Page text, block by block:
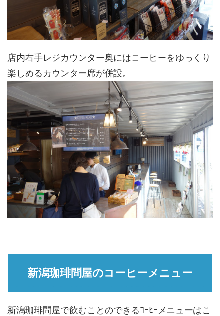
店内右手レジカウンター奥にはコーヒーをゆっくり
楽しめるカウンター席が併設。
新潟珈琲問屋のコーヒーメニュー
新潟珈琲問屋で飲むことのできるｺｰﾋｰメニューはこ